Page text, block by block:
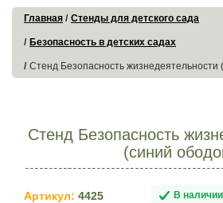
Главная Стенды для детского сада
Безопасность в детских садах
Стенд Безопасность жизнедеятельности
Стенд Безопасность
(синий
Артикул: 4425 В наличии